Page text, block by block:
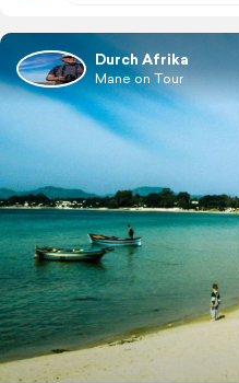
Durch Afrika
Mane on Tour